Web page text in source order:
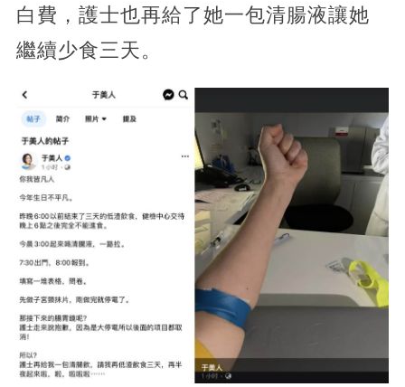
白費，護士也再給了她一包清腸液讓她
繼續少食三天。